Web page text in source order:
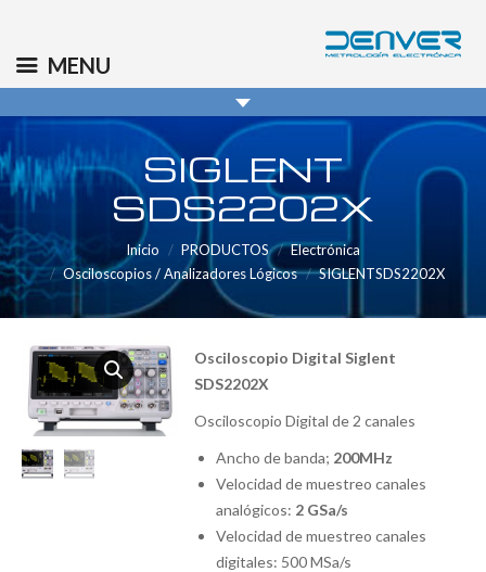
info@denver.es
SIGLENT
SDS2202X
Inicio PRODUCTOS
Electrónica
Osciloscopios / Analizadores Lógicos
SIGLENTSDS2202X
Osciloscopio Digital Siglent
SDS2202X
Osciloscopio Digital de 2 canales
Ancho de banda; 200MHz
Velocidad de muestreo canales
analógicos: 2 GSa/s
Velocidad de muestreo canales
digitales: 500 MSa/s
MENU